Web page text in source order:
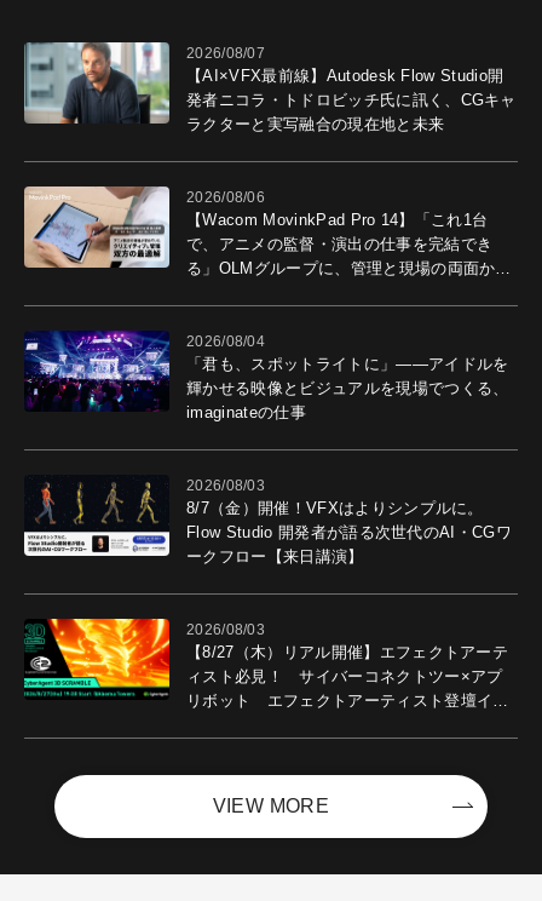
2026/08/07
【AI×VFX最前線】Autodesk Flow Studio開
発者ニコラ・トドロビッチ氏に訊く、CGキャ
ラクターと実写融合の現在地と未来
2026/08/06
【Wacom MovinkPad Pro 14】「これ1台
で、アニメの監督・演出の仕事を完結でき
る」OLMグループに、管理と現場の両面から
2026/08/04
「君も、スポットライトに」――アイドルを
輝かせる映像とビジュアルを現場でつくる、
imaginateの仕事
2026/08/03
8/7（金）開催！VFXはよりシンプルに。
Flow Studio 開発者が語る次世代のAI・CGワ
ークフロー【来日講演】
2026/08/03
【8/27（木）リアル開催】エフェクトアーテ
ィスト必見！ サイバーコネクトツー×アプ
リボット エフェクトアーティスト登壇イベ
VIEW MORE